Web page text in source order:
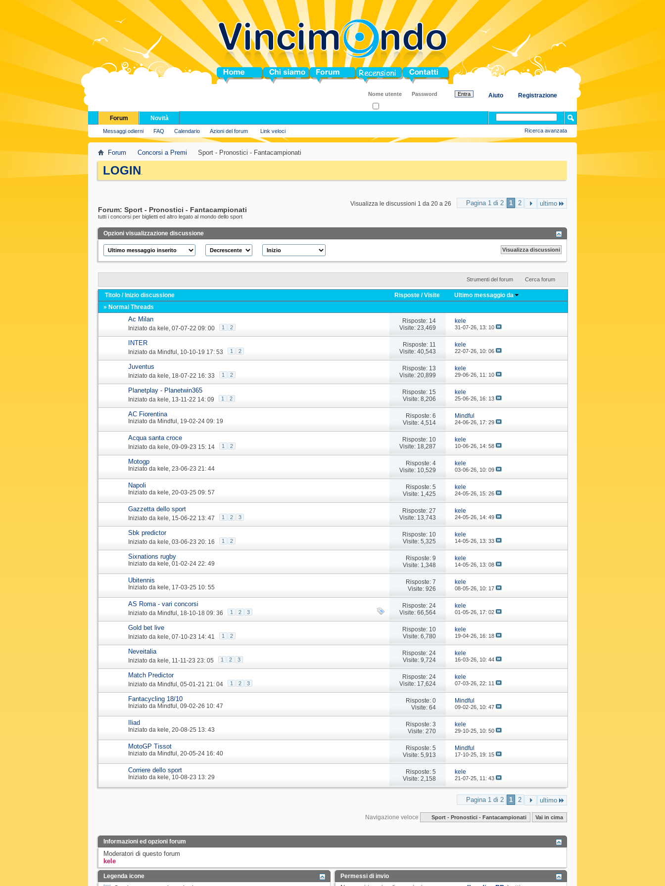
Home Chi siamo Forum Blog Contatti
Registrazione
Aiuto
Forum
Messaggi odierni FAQ Calendario Azioni del forum Link veloci
Novità
Ricerca avanzata
Forum Concorsi a Premi Sport - Pronostici - Fantacampionati
LOGIN.
Pagina 1 di 2 1 2 ultimo
Visualizza le discussioni 1 da 20 a 26
Forum: Sport - Pronostici - Fantacampionati
tutti i concorsi per biglietti ed altro legato al mondo dello sport
Opzioni visualizzazione discussione
Strumenti del forum Cerca forum
Titolo /Inizio discussione Risposte/Visite
Ultimo messaggio da
» Normal Threads
Ac Milan
Iniziato da kele‎, 07-07-22 09: 00 1 2
Risposte: 14
Visite: 23,469
kele
31-07-26, 13: 10
INTER
Iniziato da Mindful‎, 10-10-19 17: 53 1 2
Risposte: 11
Visite: 40,543
kele
22-07-26, 10: 06
Juventus
Iniziato da kele‎, 18-07-22 16: 33 1 2
Risposte: 13
Visite: 20,899
kele
29-06-26, 11: 10
Planetplay - Planetwin365
Iniziato da kele‎, 13-11-22 14: 09 1 2
Risposte: 15
Visite: 8,206
kele
25-06-26, 16: 13
AC Fiorentina
Iniziato da Mindful‎, 19-02-24 09: 19
Risposte: 6
Visite: 4,514
Mindful
24-06-26, 17: 29
Acqua santa croce
Iniziato da kele‎, 09-09-23 15: 14 1 2
Risposte: 10
Visite: 18,287
kele
10-06-26, 14: 58
Motogp
Iniziato da kele‎, 23-06-23 21: 44
Risposte: 4
Visite: 10,529
kele
03-06-26, 10: 09
Napoli
Iniziato da kele‎, 20-03-25 09: 57
Risposte: 5
Visite: 1,425
kele
24-05-26, 15: 26
Gazzetta dello sport
Iniziato da kele‎, 15-06-22 13: 47 1 2 3
Risposte: 27
Visite: 13,743
kele
24-05-26, 14: 49
Sbk predictor
Iniziato da kele‎, 03-06-23 20: 16 1 2
Risposte: 10
Visite: 5,325
kele
14-05-26, 13: 33
Sixnations rugby
Iniziato da kele‎, 01-02-24 22: 49
Risposte: 9
Visite: 1,348
kele
14-05-26, 13: 08
Ubitennis
Iniziato da kele‎, 17-03-25 10: 55
Risposte: 7
Visite: 926
kele
08-05-26, 10: 17
AS Roma - vari concorsi
Iniziato da Mindful‎, 18-10-18 09: 36 1 2 3
Risposte: 24
Visite: 66,564
kele
01-05-26, 17: 02
Gold bet live
Iniziato da kele‎, 07-10-23 14: 41 1 2
Risposte: 10
Visite: 6,780
kele
19-04-26, 16: 18
Neveitalia
Iniziato da kele‎, 11-11-23 23: 05 1 2 3
Risposte: 24
Visite: 9,724
kele
16-03-26, 10: 44
Match Predictor
Iniziato da Mindful‎, 05-01-21 21: 04 1 2 3
Risposte: 24
Visite: 17,624
kele
07-03-26,22: 11
Fantacycling 18/10
Iniziato da Mindful‎, 09-02-26 10: 47
Risposte: 0
Visite: 64
Mindful
09-02-26, 10: 47
Iliad
Iniziato da kele‎, 20-08-25 13: 43
Risposte: 3
Visite: 270
kele
29-10-25, 10: 50
MotoGP Tissot
Iniziato da Mindful‎, 20-05-24 16: 40
Risposte: 5
Visite: 5,913
Mindful
17-10-25, 19: 15
Corriere dello sport
Iniziato da kele‎, 10-08-23 13: 29
Risposte: 5
Visite: 2,158
kele
21-07-25, 11: 43
Pagina 1 di 2 1 2 ultimo
Navigazione veloce Sport - Pronostici - Fantacampionati Vai in cima
Informazioni ed opzioni forum
Moderatori di questo forum
kele
Legenda icone Permessi di invio